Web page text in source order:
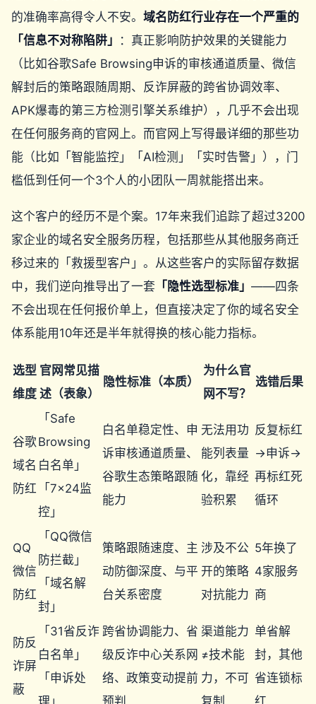
的准确率高得令人不安。 域名防红行业存在一个严重的
「信息不对称陷阱」
：真正影响防护效果的关键能力
（比如谷歌Safe Browsing申诉的审核通道质量、微信
解封后的策略跟随周期、反诈屏蔽的跨省协调效率、
APK爆毒的第三方检测引擎关系维护），几乎不会出现
在任何服务商的官网上。而官网上写得最详细的那些功
能（比如「智能监控」「AI检测」「实时告警」），门
槛低到任何一个3个人的小团队一周就能搭出来。
这个客户的经历不是个案。17年来我们追踪了超过3200
家企业的域名安全服务历程，包括那些从其他服务商迁
移过来的「救援型客户」。从这些客户的实际留存数据
中，我们逆向推导出了一套 「隐性选型标准」 ——四条
不会出现在任何报价单上，但直接决定了你的域名安全
体系能用10年还是半年就得换的核心能力指标。
选型
维度
官网常见描
述（表象）
隐性标准（本质）
为什么官
网不写？
选错后果
谷歌
域名
防红
「Safe
Browsing
白名单」
「7×24监
控」
白名单稳定性、申
诉审核通道质量、
谷歌生态策略跟随
能力
无法用功
能列表量
化，靠经
验积累
反复标红
→申诉→
再标红死
循环
QQ
微信
防红
「QQ微信
防拦截」
「域名解
封」
策略跟随速度、主
动防御深度、与平
台关系密度
涉及不公
开的策略
对抗能力
5年换了
4家服务
商
防反
诈屏
蔽
「31省反诈
白名单」
「申诉处
理」
跨省协调能力、省
级反诈中心关系网
络、政策变动提前
预判
渠道能力
≠技术能
力，不可
复制
单省解
封，其他
省连锁标
红